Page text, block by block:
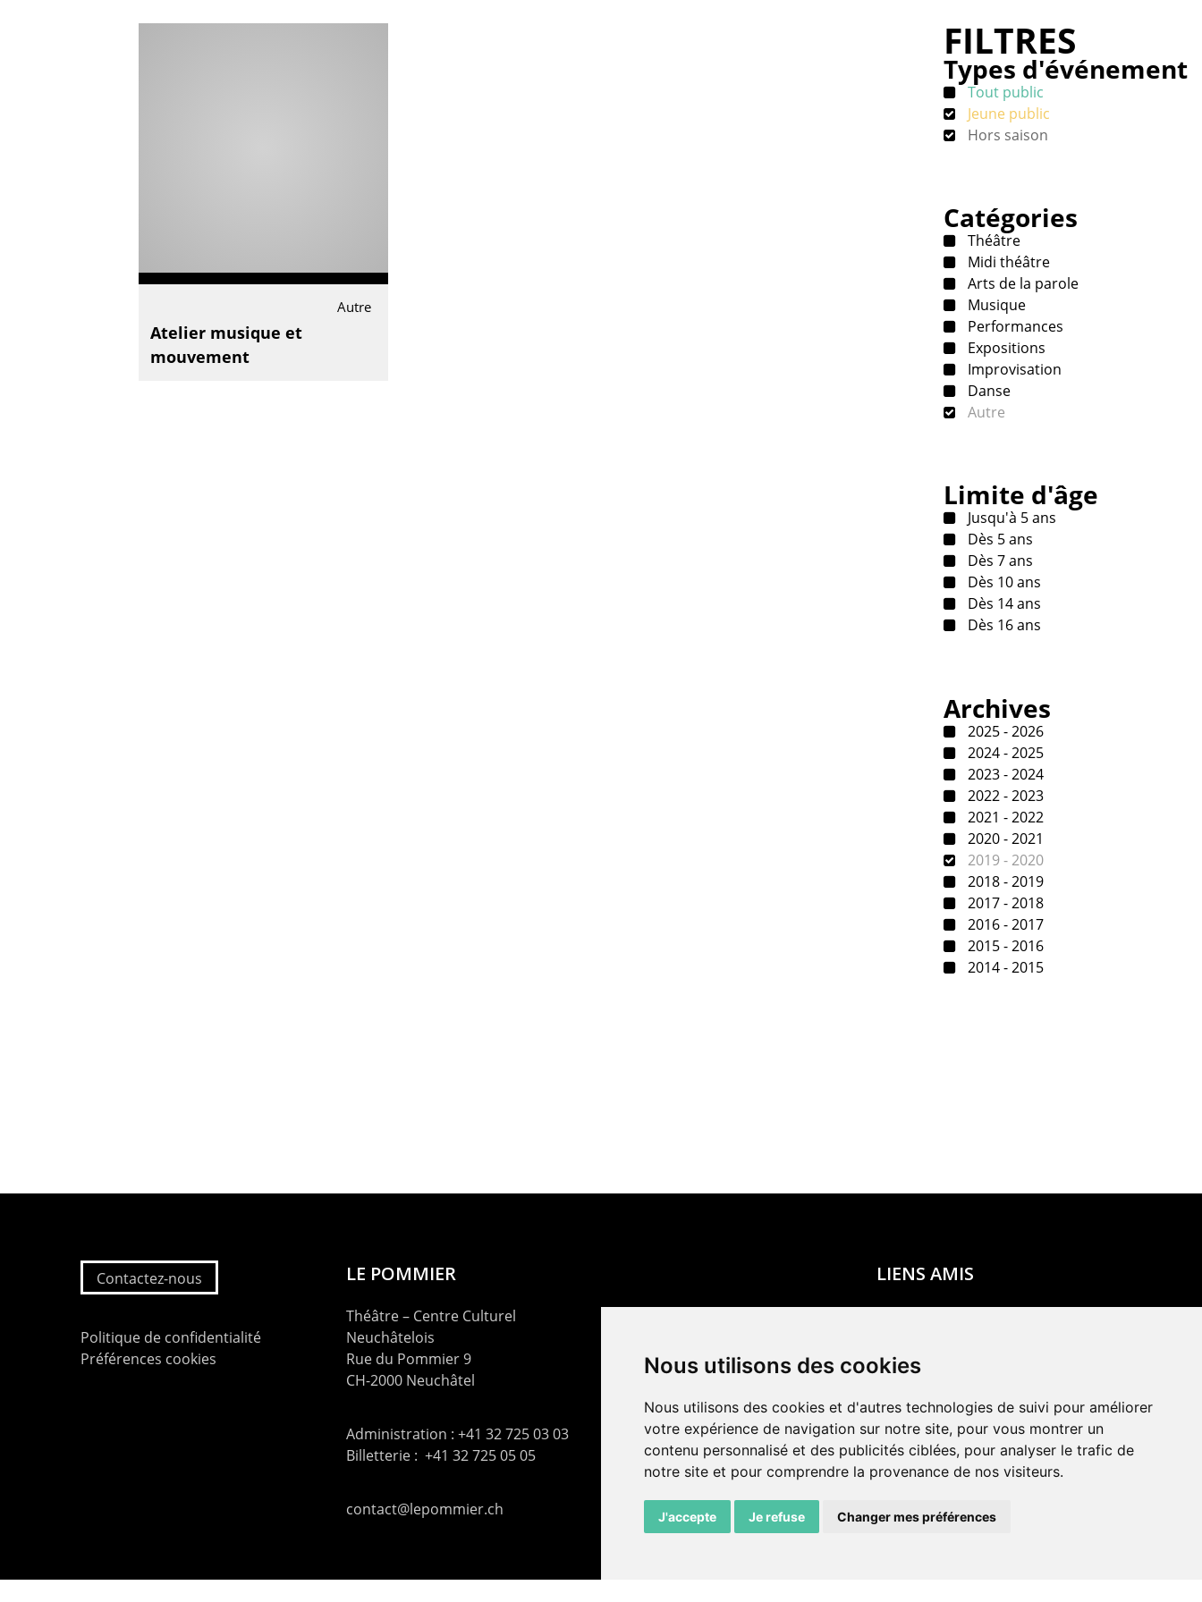
Nous utilisons des cookies
Nous utilisons des cookies et d'autres technologies de suivi pour améliorer
votre expérience de navigation sur notre site, pour vous montrer un
contenu personnalisé et des publicités ciblées, pour analyser le trafic de
notre site et pour comprendre la provenance de nos visiteurs.
J'accepte Je refuse Changer mes préférences
Autre
Atelier musique et
mouvement
FILTRES
Types d'événement
Tout public
Jeune public
Hors saison
Catégories
Théâtre
Midi théâtre
Arts de la parole
Musique
Performances
Expositions
Improvisation
Danse
Autre
Limite d'âge
Jusqu'à 5 ans
Dès 5 ans
Dès 7 ans
Dès 10 ans
Dès 14 ans
Dès 16 ans
Archives
2025 - 2026
2024 - 2025
2023 - 2024
2022 - 2023
2021 - 2022
2020 - 2021
2019 - 2020
2018 - 2019
2017 - 2018
2016 - 2017
2015 - 2016
2014 - 2015
Contactez-nous
Politique de confidentialité
Préférences cookies
LE POMMIER
Théâtre – Centre Culturel
Neuchâtelois
Rue du Pommier 9
CH-2000 Neuchâtel
Administration : +41 32 725 03 03
Billetterie : +41 32 725 05 05
contact@lepommier.ch
LIENS AMIS